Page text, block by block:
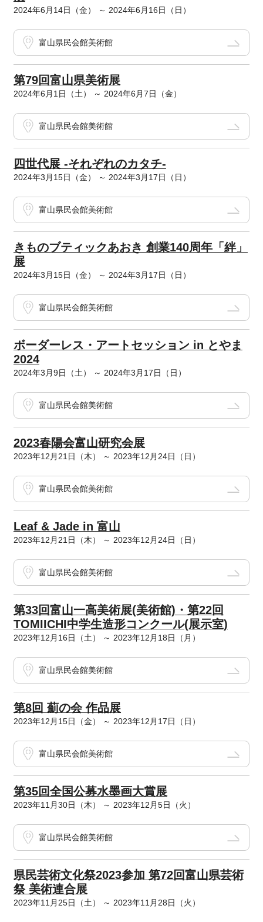
2024年6月14日（金） ～ 2024年6月16日（日）
富山県民会館美術館
第79回富山県美術展
2024年6月1日（土） ～ 2024年6月7日（金）
富山県民会館美術館
四世代展 -それぞれのカタチ-
2024年3月15日（金） ～ 2024年3月17日（日）
富山県民会館美術館
きものブティックあおき 創業140周年「絆」
展
2024年3月15日（金） ～ 2024年3月17日（日）
富山県民会館美術館
ボーダーレス・アートセッション in とやま
2024
2024年3月9日（土） ～ 2024年3月17日（日）
富山県民会館美術館
2023春陽会富山研究会展
2023年12月21日（木） ～ 2023年12月24日（日）
富山県民会館美術館
Leaf & Jade in 富山
2023年12月21日（木） ～ 2023年12月24日（日）
富山県民会館美術館
第33回富山一高美術展(美術館)・第22回
TOMIICHI中学生造形コンクール(展示室)
2023年12月16日（土） ～ 2023年12月18日（月）
富山県民会館美術館
第8回 薊の会 作品展
2023年12月15日（金） ～ 2023年12月17日（日）
富山県民会館美術館
第35回全国公募水墨画大賞展
2023年11月30日（木） ～ 2023年12月5日（火）
富山県民会館美術館
県民芸術文化祭2023参加 第72回富山県芸術
祭 美術連合展
2023年11月25日（土） ～ 2023年11月28日（火）